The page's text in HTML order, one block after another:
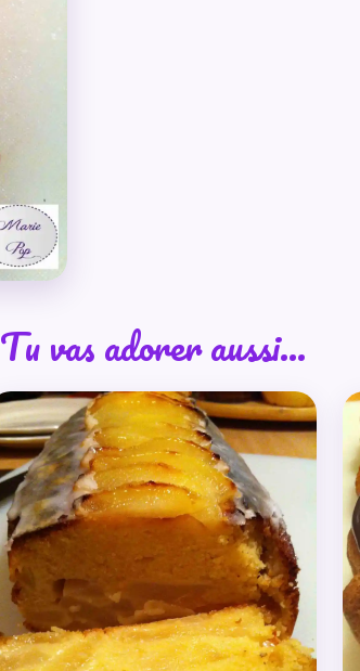
Tu vas adorer aussi…